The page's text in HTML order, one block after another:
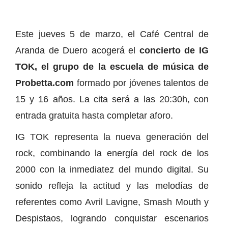
Este jueves 5 de marzo, el Café Central de
Aranda de Duero acogerá el concierto de IG
TOK, el grupo de la escuela de música de
Probetta.com formado por jóvenes talentos de
15 y 16 años. La cita será a las 20:30h, con
entrada gratuita hasta completar aforo.
IG TOK representa la nueva generación del
rock, combinando la energía del rock de los
2000 con la inmediatez del mundo digital. Su
sonido refleja la actitud y las melodías de
referentes como Avril Lavigne, Smash Mouth y
Despistaos, logrando conquistar escenarios